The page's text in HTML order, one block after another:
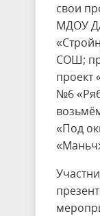
свои
МДОУ Д/
СОШ;
проект
№6
«Под